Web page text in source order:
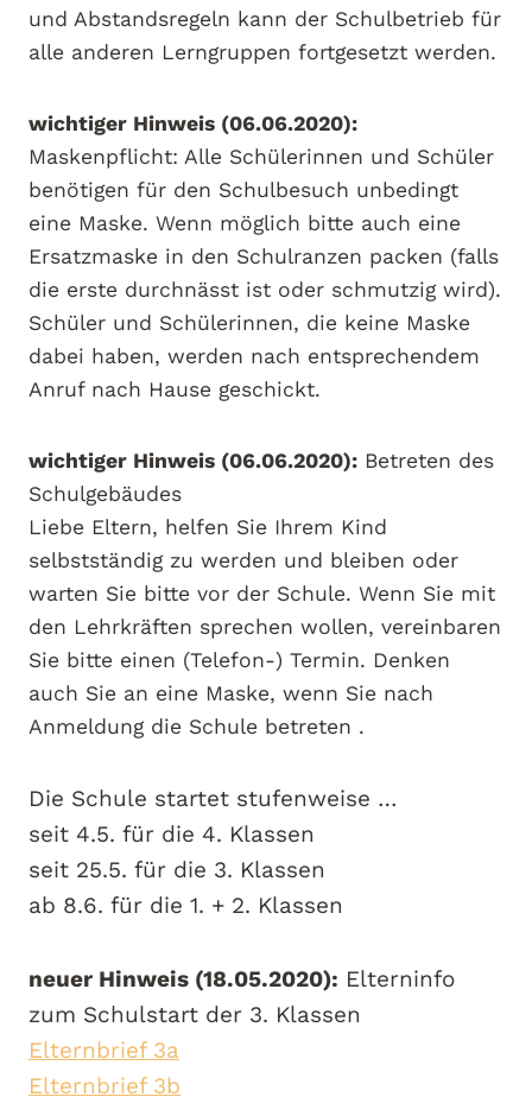
und Abstandsregeln kann der Schulbetrieb für
alle anderen Lerngruppen fortgesetzt werden.
wichtiger Hinweis (06.06.2020):
Maskenpflicht: Alle Schülerinnen und Schüler
benötigen für den Schulbesuch unbedingt
eine Maske. Wenn möglich bitte auch eine
Ersatzmaske in den Schulranzen packen (falls
die erste durchnässt ist oder schmutzig wird).
Schüler und Schülerinnen, die keine Maske
dabei haben, werden nach entsprechendem
Anruf nach Hause geschickt.
wichtiger Hinweis (06.06.2020): Betreten des
Schulgebäudes
Liebe Eltern, helfen Sie Ihrem Kind
selbstständig zu werden und bleiben oder
warten Sie bitte vor der Schule. Wenn Sie mit
den Lehrkräften sprechen wollen, vereinbaren
Sie bitte einen (Telefon-) Termin. Denken
auch Sie an eine Maske, wenn Sie nach
Anmeldung die Schule betreten .
Die Schule startet stufenweise …
seit 4.5. für die 4. Klassen
seit 25.5. für die 3. Klassen
ab 8.6. für die 1. + 2. Klassen
neuer Hinweis (18.05.2020): Elterninfo
zum Schulstart der 3. Klassen
Elternbrief 3a
Elternbrief 3b